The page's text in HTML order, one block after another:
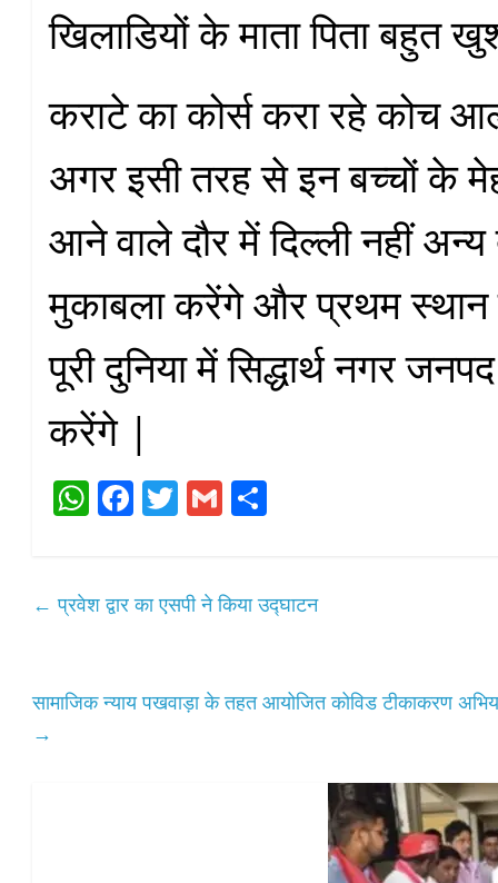
खिलाडियों के माता पिता बहुत
कराटे का कोर्स करा रहे कोच
अगर इसी तरह से इन बच्चों के
आने वाले दौर में दिल्ली नहीं अन्य
मुकाबला करेंगे और प्रथम स्थान
पूरी दुनिया में सिद्धार्थ नगर
करेंगे |
W
A
Fa
ok
T
r
G
← प्रवेश द्वार का एसपी ने किया उद्घाटन
सामाजिक न्याय पखवाड़ा के तहत आयोजित कोविड टीकाकरण
→